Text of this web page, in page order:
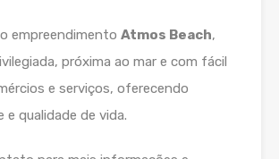
empreendimento Atmos Beach,
próxima ao mar e com fácil
e serviços, oferecendo
e qualidade de vida.